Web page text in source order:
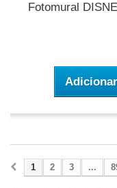
Fotomural
1 2 3 ...